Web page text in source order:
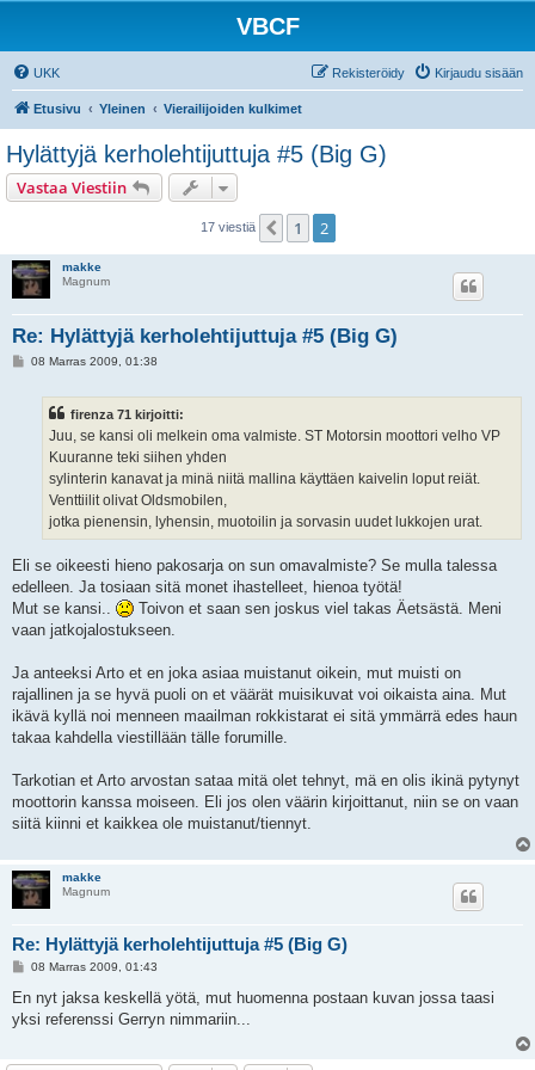
VBCF
UKK Kirjaudu sisään
Rekisteröidy
Etusivu Yleinen Vierailijoiden kulkimet
Hylättyjä kerholehtijuttuja #5 (Big G)
Vastaa Viestiin
17 viestiä Edellinen
1 2
makke
Magnum
Re: Hylättyjä kerholehtijuttuja #5 (Big G)
V08 Marras 2009, 01:38
firenza 71 kirjoitti:
Juu, se kansi oli melkein oma valmiste. ST Motorsin moottori velho VP
Kuuranne teki siihen yhden
sylinterin kanavat ja minä niitä mallina käyttäen kaivelin loput reiät.
Venttiilit olivat Oldsmobilen,
jotka pienensin, lyhensin, muotoilin ja sorvasin uudet lukkojen urat.
Eli se oikeesti hieno pakosarja on sun omavalmiste? Se mulla talessa
edelleen. Ja tosiaan sitä monet ihastelleet, hienoa työtä!
Mut se kansi..
Toivon et saan sen joskus viel takas Äetsästä. Meni
vaan jatkojalostukseen.
Ja anteeksi Arto et en joka asiaa muistanut oikein, mut muisti on
rajallinen ja se hyvä puoli on et väärät muisikuvat voi oikaista aina. Mut
ikävä kyllä noi menneen maailman rokkistarat ei sitä ymmärrä edes haun
takaa kahdella viestillään tälle forumille.
Tarkotian et Arto arvostan sataa mitä olet tehnyt, mä en olis ikinä pytynyt
moottorin kanssa moiseen. Eli jos olen väärin kirjoittanut, niin se on vaan
siitä kiinni et kaikkea ole muistanut/tiennyt.
makke
Magnum
Re: Hylättyjä kerholehtijuttuja #5 (Big G)
V
e
t
08 Marras 2009, 01:43
En nyt jaksa keskellä yötä, mut huomenna postaan kuvan jossa taasi
yksi referenssi Gerryn nimmariin...